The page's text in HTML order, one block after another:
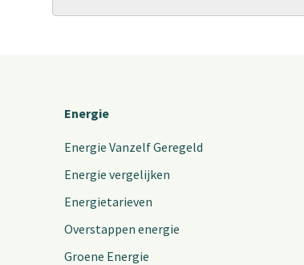
Energie
Energie Vanzelf Geregeld
Energie vergelijken
Energietarieven
Overstappen energie
Groene Energie